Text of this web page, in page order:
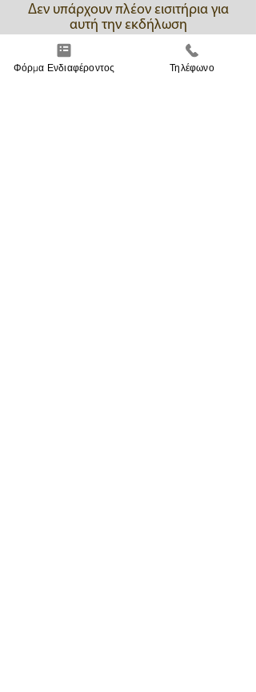
Δεν υπάρχουν πλέον εισιτήρια για
αυτή την εκδήλωση
Κοινοποιήστε
Φόρμα Ενδιαφέροντος Τηλέφωνο